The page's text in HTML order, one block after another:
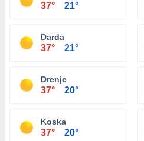
37° 21°
Darda
37° 21°
Drenje
37° 20°
Koska
37° 20°